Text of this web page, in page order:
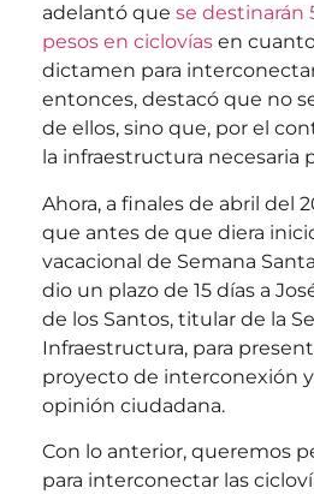
adelantó que se destinarán
pesos en ciclovías en
dictamen para
entonces, destacó que no
de ellos, sino que, por el
la infraestructura necesaria
Ahora, a finales de abril del
que antes de que diera
vacacional de Semana
dio un plazo de 15 días a
de los Santos, titular de la
Infraestructura, para
proyecto de interconexión
opinión ciudadana.
Con lo anterior, queremos
para interconectar las